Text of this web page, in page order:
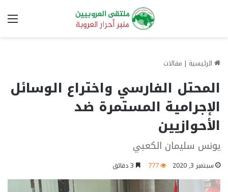
الرئيسية | مقالات
المحتل الفارسي واختراع الوسائل
الإجرامية المستمرة ضد
الأحوازيين
يونس سليمان الكعبي
سبتمبر 3, 2020 777